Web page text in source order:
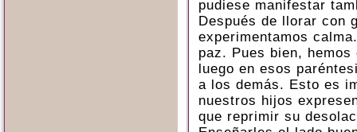
pudiese manifestar
Después de llorar con
experimentamos
paz. Pues bien,
luego en esos
a los demás. Esto es
nuestros hijos
que reprimir su